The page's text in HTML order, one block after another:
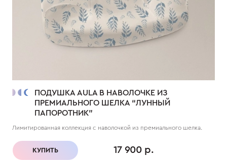
ПОДУШКА AULA В НАВОЛОЧКЕ ИЗ
ПРЕМИАЛЬНОГО ШЕЛКА “ЛУННЫЙ
ПАПОРОТНИК”
Лимитированная коллекция с наволочкой из премиального шелка.
КУПИТЬ 17 900 р.